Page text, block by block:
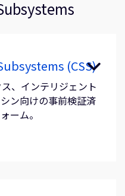
(CSS)
、インテリジェント
ン向けの事前検証済
ーム。